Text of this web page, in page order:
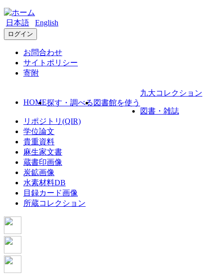
日本語 English
ログイン
お問合わせ
サイトポリシー
寄附
HOME探す・調べる 図書館を使う
九大コレクション
図書・雑誌
リポジトリ(QIR)
学位論文
貴重資料
麻生家文書
蔵書印画像
炭鉱画像
水素材料DB
目録カード画像
所蔵コレクション